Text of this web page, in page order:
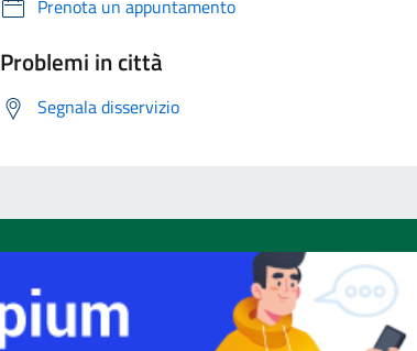
Prenota un appuntamento
Problemi in città
Segnala disservizio